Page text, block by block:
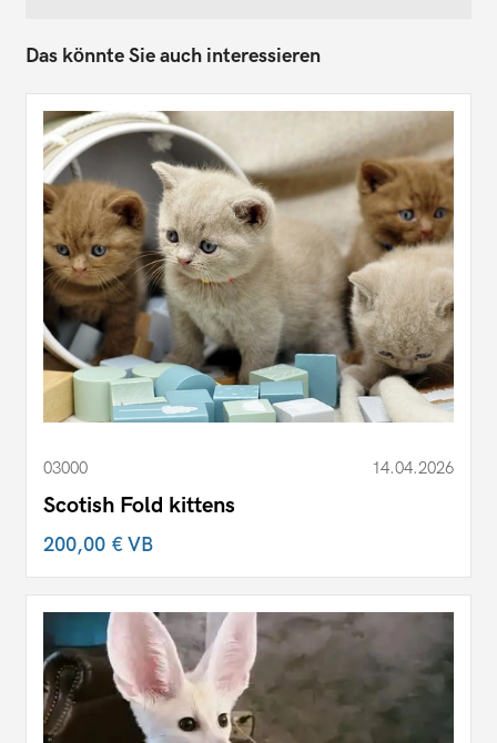
Das könnte Sie auch interessieren
03000 14.04.2026
Scotish Fold kittens
200,00 €VB